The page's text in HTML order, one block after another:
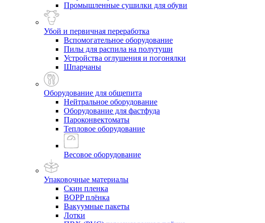
Промышленные сушилки для обуви
Убой и первичная переработка
Вспомогательное оборудование
Пилы для распила на полутуши
Устройства оглушения и погонялки
Шпарчаны
Оборудование для общепита
Нейтральное оборудование
Оборудование для фастфуда
Пароконвектоматы
Тепловое оборудование
Весовое оборудование
Упаковочные материалы
Скин пленка
BOPP плёнка
Вакуумные пакеты
Лотки